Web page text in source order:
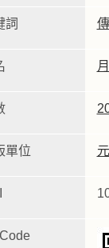
詞
單位